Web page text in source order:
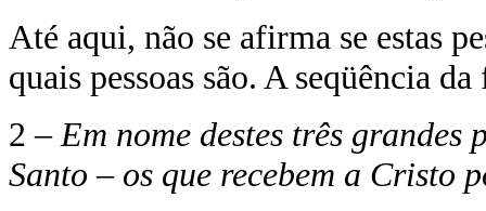
Até aqui, não se afirma se estas
quais pessoas são. A seqüência
2 – Em nome destes três
Santo – os que recebem a Cristo